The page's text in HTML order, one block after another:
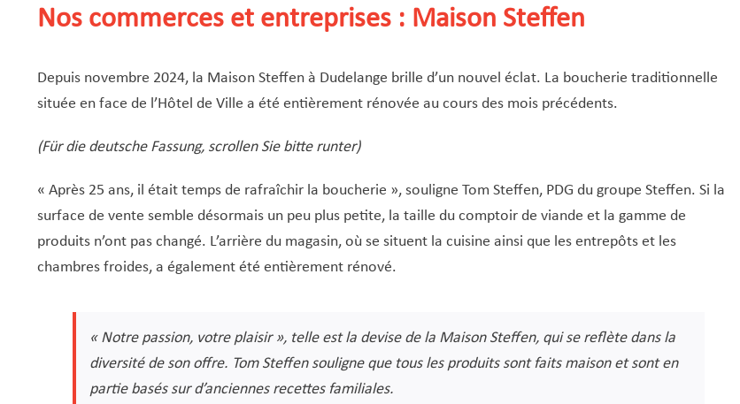
Nos commerces et entreprises : Maison Steffen
Depuis novembre 2024, la Maison Steffen à Dudelange brille d’un nouvel éclat. La boucherie traditionnelle
située en face de l’Hôtel de Ville a été entièrement rénovée au cours des mois précédents.
(Für die deutsche Fassung, scrollen Sie bitte runter)
« Après 25 ans, il était temps de rafraîchir la boucherie », souligne Tom Steffen, PDG du groupe Steffen. Si la
surface de vente semble désormais un peu plus petite, la taille du comptoir de viande et la gamme de
produits n’ont pas changé. L’arrière du magasin, où se situent la cuisine ainsi que les entrepôts et les
chambres froides, a également été entièrement rénové.
« Notre passion, votre plaisir », telle est la devise de la Maison Steffen, qui se reflète dans la
diversité de son offre. Tom Steffen souligne que tous les produits sont faits maison et sont en
partie basés sur d’anciennes recettes familiales.